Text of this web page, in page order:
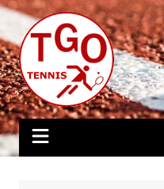
Zum
Inhalt
springen